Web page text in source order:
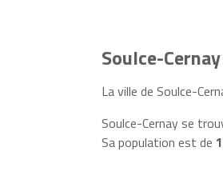
Soulce-Cernay
La ville de Soulce-
Soulce-Cernay se
Sa population est de